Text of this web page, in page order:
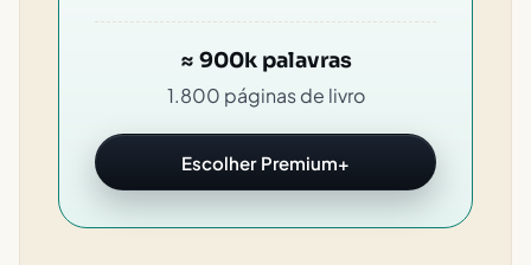
≈ 900k palavras
1.800 páginas de livro
Escolher Premium+